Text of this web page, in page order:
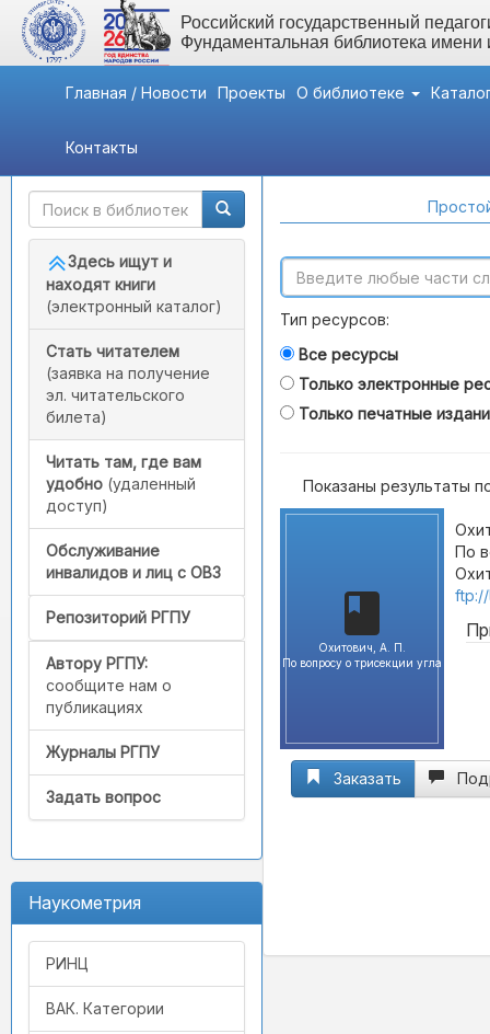
Российский государственный
Фундаментальная библиотека
Главная / Новости Проекты О библиотеке
Контакты
Быстрый доступ
Здесь ищут и
находят книги
(электронный каталог)
Стать читателем
(заявка на получение
эл. читательского
билета)
Читать там, где вам
удобно (удаленный
доступ)
Обслуживание
инвалидов и лиц с ОВЗ
Репозиторий РГПУ
Автору РГПУ:
сообщите нам о
публикациях
Журналы РГПУ
Задать вопрос
Наукометрия
РИНЦ
ВАК. Категории
Тип ресурсов:
Все ресурсы
Только электронные
Только печатные
Показаны результаты
Охитович, А. П.
По вопросу о трисекции угла
По
Заказать